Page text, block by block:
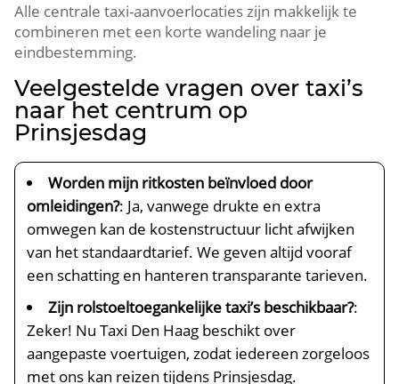
Alle centrale taxi-aanvoerlocaties zijn makkelijk te
combineren met een korte wandeling naar je
eindbestemming.
Veelgestelde vragen over taxi’s
naar het centrum op
Prinsjesdag
Worden mijn ritkosten beïnvloed door
omleidingen?: Ja, vanwege drukte en extra
omwegen kan de kostenstructuur licht afwijken
van het standaardtarief. We geven altijd vooraf
een schatting en hanteren transparante tarieven.
Zijn rolstoeltoegankelijke taxi’s beschikbaar?:
Zeker! Nu Taxi Den Haag beschikt over
aangepaste voertuigen, zodat iedereen zorgeloos
met ons kan reizen tijdens Prinsjesdag.